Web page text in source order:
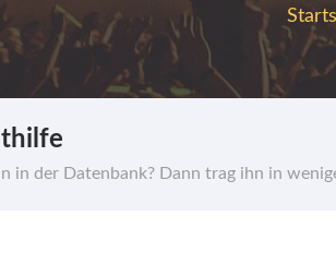
in der Datenbank? Dann trag ihn in